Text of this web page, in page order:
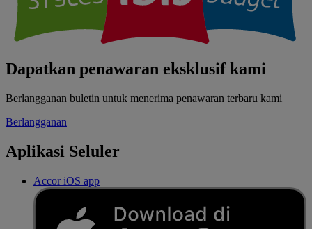
Dapatkan penawaran eksklusif kami
Berlangganan buletin untuk menerima penawaran terbaru kami
Berlangganan
Aplikasi Seluler
Accor iOS app